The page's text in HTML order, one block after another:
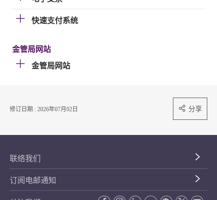
快速支付系统
金管局网站
金管局网站
修订日期 : 2026年07月02日 分享
联络我们
订阅电邮通知